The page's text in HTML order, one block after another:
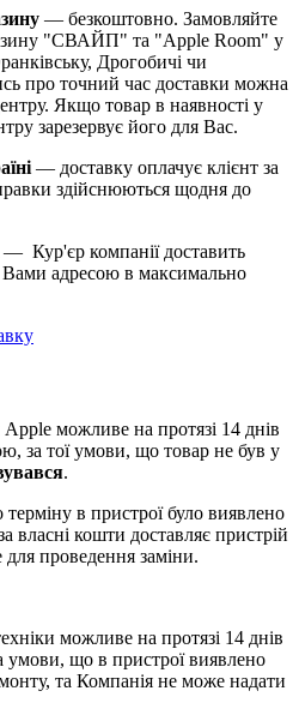
— безкоштовно. Замовляйте
"СВАЙП" та "Apple Room" у
Дрогобичі чи
про точний час доставки можна
Якщо товар в наявності у
зарезервує його для Вас.
— доставку оплачує клієнт за
здійснюються щодня до
— Кур'єр компанії доставить
адресою в максимально
можливе на протязі 14 днів
за тої умови, що товар не був у
.
в пристрої було виявлено
власні кошти доставляє пристрій
для проведення заміни.
можливе на протязі 14 днів
що в пристрої виявлено
та Компанія не може надати